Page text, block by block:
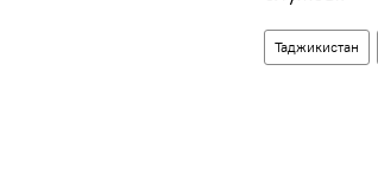
Таджикистан